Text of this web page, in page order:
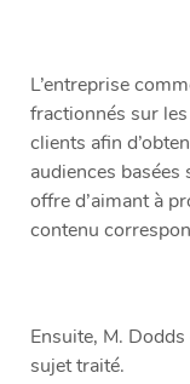
L’entreprise
fractionnés sur
clients afin
audiences
offre d’aimant à
contenu
Ensuite, M. Dodds
sujet traité.